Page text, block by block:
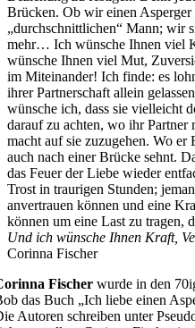
Brücken. Ob wir einen Asperger
„durchschnittlichen“ Mann; wir
mehr… Ich wünsche Ihnen viel
wünsche Ihnen viel Mut,
im Miteinander! Ich finde: es
ihrer Partnerschaft allein
wünsche ich, dass sie vielleicht
darauf zu achten, wo ihr Partner
macht auf sie zuzugehen. Wo
auch nach einer Brücke sehnt.
das Feuer der Liebe wieder
Trost in traurigen Stunden;
anvertrauen können und eine
können um eine Last zu tragen,
Und ich wünsche Ihnen Kraft,
Corinna Fischer
Fischer wurde in den
das Buch „Ich liebe einen
Autoren schreiben unter